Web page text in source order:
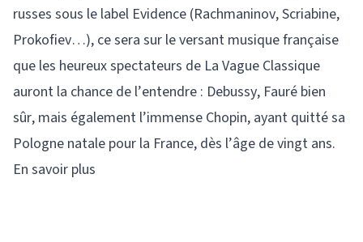
russes sous le label Evidence (Rachmaninov, Scriabine,
Prokofiev…), ce sera sur le versant musique française
que les heureux spectateurs de La Vague Classique
auront la chance de l’entendre : Debussy, Fauré bien
sûr, mais également l’immense Chopin, ayant quitté sa
Pologne natale pour la France, dès l’âge de vingt ans.
En savoir plus